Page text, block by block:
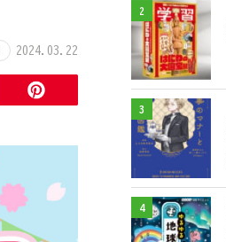
2024.03.22
2
3
4